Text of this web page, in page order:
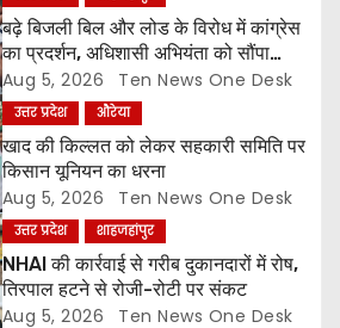
बढ़े बिजली बिल और लोड के विरोध में कांग्रेस
का प्रदर्शन, अधिशासी अभियंता को सौंपा
ज्ञापन
Aug 5, 2026 Ten News One Desk
उत्तर प्रदेश औरेया
खाद की किल्लत को लेकर सहकारी समिति पर
किसान यूनियन का धरना
Aug 5, 2026 Ten News One Desk
उत्तर प्रदेश शाहजहांपुर
NHAI की कार्रवाई से गरीब दुकानदारों में रोष,
तिरपाल हटने से रोजी-रोटी पर संकट
Aug 5, 2026 Ten News One Desk